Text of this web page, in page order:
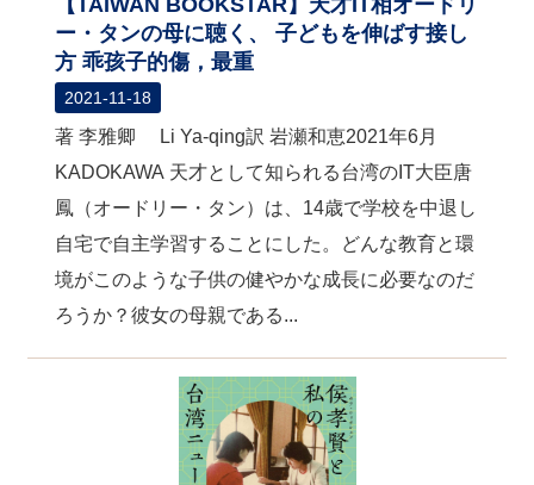
ー・タンの母に聴く、 子どもを伸ばす接し
方 乖孩子的傷，最重
2021-11-18
著 李雅卿 Li Ya-qing訳 岩瀬和恵2021年6月
KADOKAWA 天才として知られる台湾のIT大臣唐
鳳（オードリー・タン）は、14歳で学校を中退し
自宅で自主学習することにした。どんな教育と環
境がこのような子供の健やかな成長に必要なのだ
ろうか？彼女の母親である...